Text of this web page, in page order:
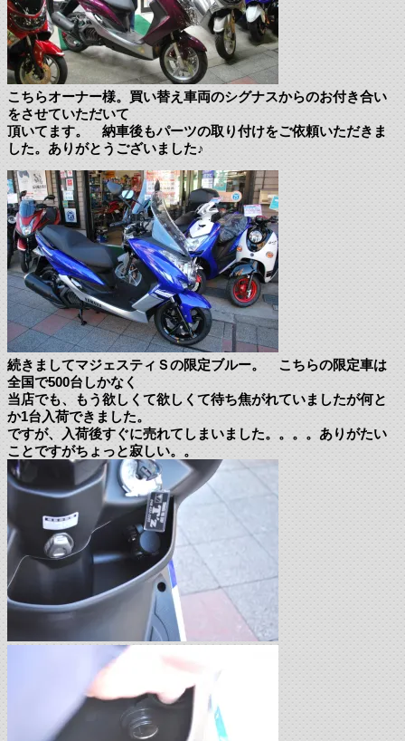
こちらオーナー様。買い替え車両のシグナスからのお付き合い
をさせていただいて
頂いてます。 納車後もパーツの取り付けをご依頼いただきま
した。ありがとうございました♪
続きましてマジェスティＳの限定ブルー。 こちらの限定車は
全国で500台しかなく
当店でも、もう欲しくて欲しくて待ち焦がれていましたが何と
か1台入荷できました。
ですが、入荷後すぐに売れてしまいました。。。。ありがたい
ことですがちょっと寂しい。。